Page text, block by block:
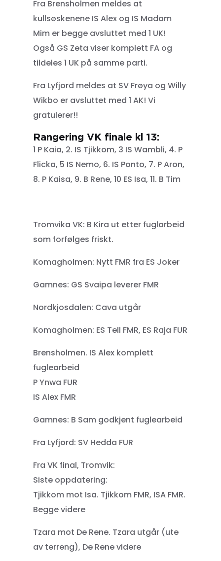
Fra Brensholmen meldes at
kullsøskenene IS Alex og IS Madam
Mim er begge avsluttet med 1 UK!
Også GS Zeta viser komplett FA og
tildeles 1 UK på samme parti.
Fra Lyfjord meldes at SV Frøya og Willy
Wikbo er avsluttet med 1 AK! Vi
gratulerer!!
Rangering VK finale kl 13:
1 P Kaia, 2. IS Tjikkom, 3 IS Wambli, 4. P
Flicka, 5 IS Nemo, 6. IS Ponto, 7. P Aron,
8. P Kaisa, 9. B Rene, 10 ES Isa, 11. B Tim
Tromvika VK: B Kira ut etter fuglarbeid
som forfølges friskt.
Komagholmen: Nytt FMR fra ES Joker
Gamnes: GS Svaipa leverer FMR
Nordkjosdalen: Cava utgår
Komagholmen: ES Tell FMR, ES Raja FUR
Brensholmen. IS Alex komplett
fuglearbeid
P Ynwa FUR
IS Alex FMR
Gamnes: B Sam godkjent fuglearbeid
Fra Lyfjord: SV Hedda FUR
Fra VK final, Tromvik:
Siste oppdatering:
Tjikkom mot Isa. Tjikkom FMR, ISA FMR.
Begge videre
Tzara mot De Rene. Tzara utgår (ute
av terreng), De Rene videre